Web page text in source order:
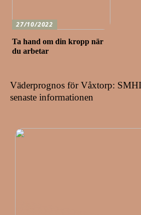
27/10/2022
Ta hand om din kropp när
du arbetar
Väderprognos för Våxtorp:
senaste informationen